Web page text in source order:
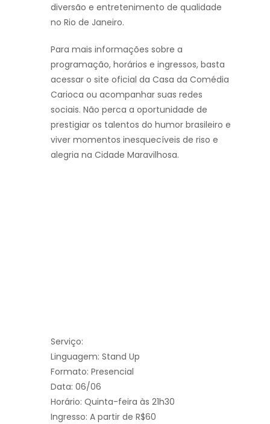
diversão e entretenimento de qualidade
no Rio de Janeiro.
Para mais informações sobre a
programação, horários e ingressos, basta
acessar o site oficial da Casa da Comédia
Carioca ou acompanhar suas redes
sociais. Não perca a oportunidade de
prestigiar os talentos do humor brasileiro e
viver momentos inesquecíveis de riso e
alegria na Cidade Maravilhosa.
Serviço:
Linguagem: Stand Up
Formato: Presencial
Data: 06/06
Horário: Quinta-feira às 21h30
Ingresso: A partir de R$60